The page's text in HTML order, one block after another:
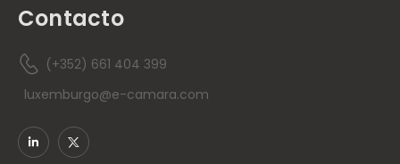
Contacto
(+352) 661 404 399
luxemburgo@e-camara.com